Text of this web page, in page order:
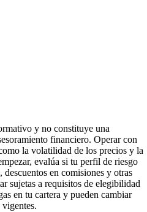
y no constituye una
financiero. Operar con
la volatilidad de los precios y la
evalúa si tu perfil de riesgo
descuentos en comisiones y otras
sujetas a requisitos de elegibilidad
en tu cartera y pueden cambiar